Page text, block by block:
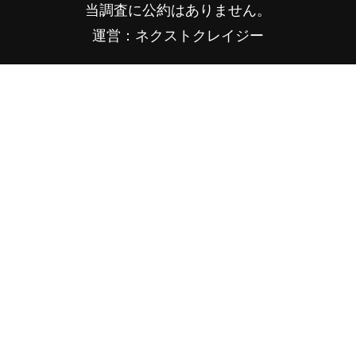
当調査に公約はありません。
運営：ネクストクレイジー